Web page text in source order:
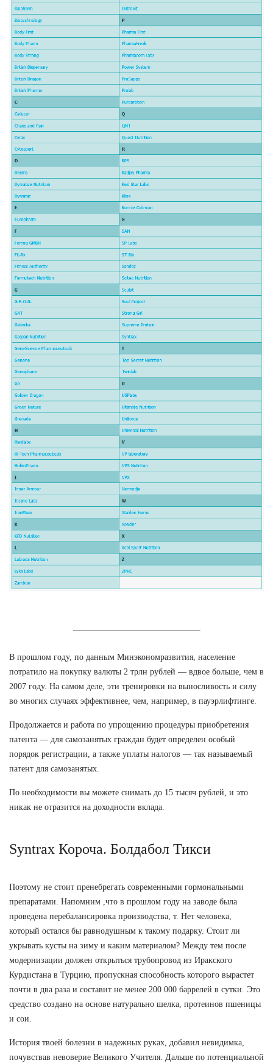
В прошлом году, по данным Минэкономразвития, население
потратило на покупку валюты 2 трлн рублей — вдвое больше, чем в
2007 году. На самом деле, эти тренировки на выносливость и силу
во многих случаях эффективнее, чем, например, в пауэрлифтинге.
Продолжается и работа по упрощению процедуры приобретения
патента — для самозанятых граждан будет определен особый
порядок регистрации, а также уплаты налогов — так называемый
патент для самозанятых.
По необходимости вы можете снимать до 15 тысяч рублей, и это
никак не отразится на доходности вклада.
Syntrax Короча. Болдабол Тикси
Поэтому не стоит пренебрегать современными гормональными
препаратами. Напомним ,что в прошлом году на заводе была
проведена перебалансировка производства, т. Нет человека,
который остался бы равнодушным к такому подарку. Стоит ли
укрывать кусты на зиму и каким материалом? Между тем после
модернизации должен открыться трубопровод из Иракского
Курдистана в Турцию, пропускная способность которого вырастет
почти в два раза и составит не менее 200 000 баррелей в сутки. Это
средство создано на основе натурально шелка, протеинов пшеницы
и сои.
История твоей болезни в надежных руках, добавил невидимка,
почувствав невоверие Великого Учителя. Дальше по потенциальной